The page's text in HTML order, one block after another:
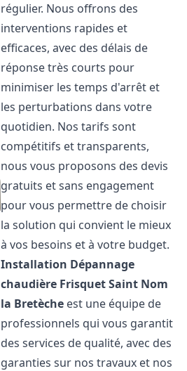
régulier. Nous offrons des
interventions rapides et
efficaces, avec des délais de
réponse très courts pour
minimiser les temps d'arrêt et
les perturbations dans votre
quotidien. Nos tarifs sont
compétitifs et transparents,
nous vous proposons des devis
gratuits et sans engagement
pour vous permettre de choisir
la solution qui convient le mieux
à vos besoins et à votre budget.
Installation Dépannage
chaudière FrisquetSaint Nom
la Bretèche est une équipe de
professionnels qui vous garantit
des services de qualité, avec des
garanties sur nos travaux et nos